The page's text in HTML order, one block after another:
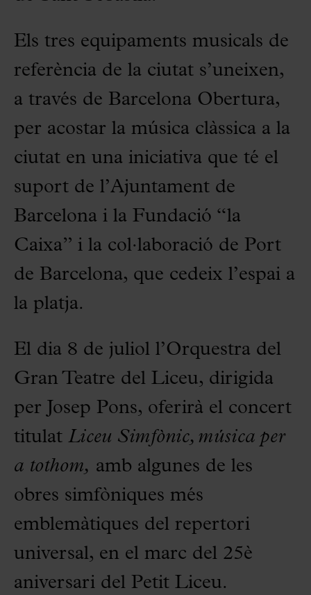
Els tres equipaments musicals de
referència de la ciutat s’uneixen,
a través de Barcelona Obertura,
per acostar la música clàssica a la
ciutat en una iniciativa que té el
suport de l’Ajuntament de
Barcelona i la Fundació “la
Caixa” i la col·laboració de Port
de Barcelona, que cedeix l’espai a
la platja.
El dia 8 de juliol l’Orquestra del
Gran Teatre del Liceu, dirigida
per Josep Pons, oferirà el concert
titulat Liceu Simfònic, música per
a tothom, amb algunes de les
obres simfòniques més
emblemàtiques del repertori
universal, en el marc del 25è
aniversari del Petit Liceu.